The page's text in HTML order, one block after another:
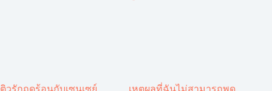
ติวรักฤดูร้อนกับเซนเซย์
เหตุผลที่ฉันไม่สามารถพูด